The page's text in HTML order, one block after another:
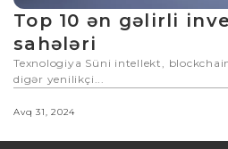
Top 10 ən gəlirli
sahələri
Texnologiya Süni intellekt,
digər yenilikçi...
Avq 31, 2024